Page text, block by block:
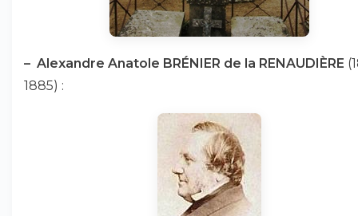
– Alexandre Anatole BRÉNIER de la RENAUDIÈRE
1885) :